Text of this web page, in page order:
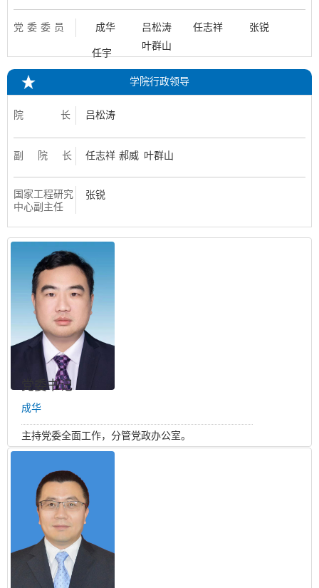
党委委员 成华 吕松涛 任志祥 张锐
任宇
叶群山
学院行政领导
院 长 吕松涛
副 院 长 任志祥 郝威 叶群山
国家工程研究
中心副主任
张锐
党委书记
成华
主持党委全面工作，分管党政办公室。